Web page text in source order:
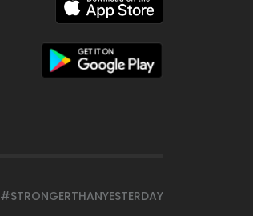
#STRONGERTHANYESTERDAY